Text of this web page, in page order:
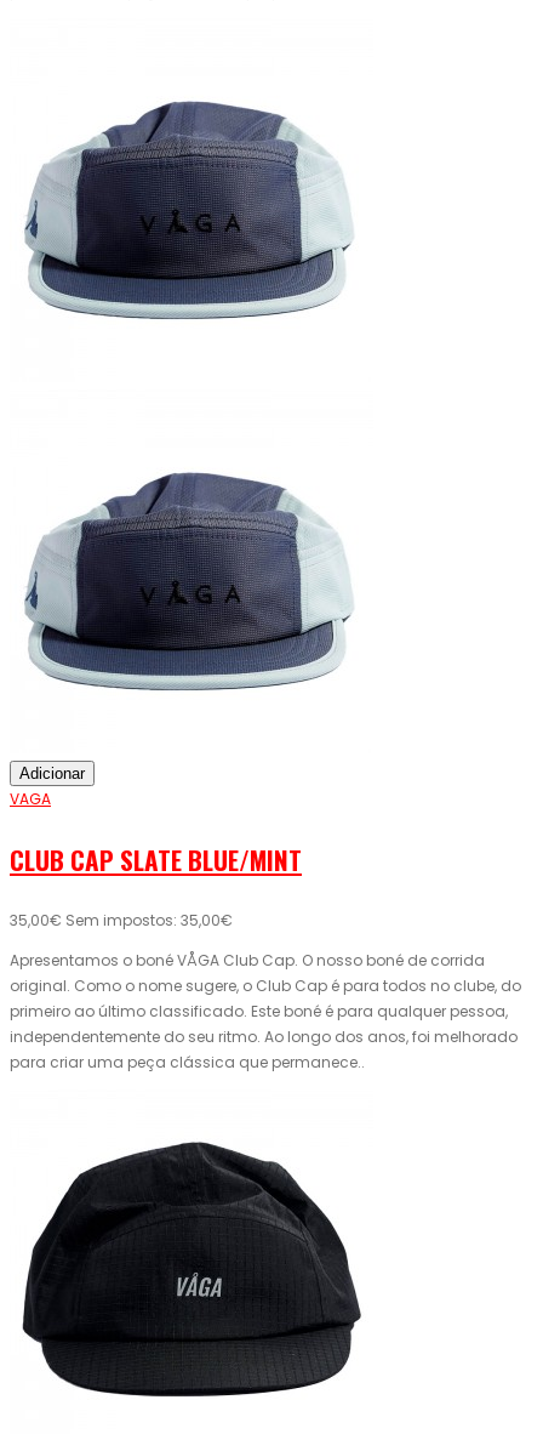
Adicionar
VAGA
CLUB CAP SLATE BLUE/MINT
35,00€ Sem impostos: 35,00€
Apresentamos o boné VÅGA Club Cap. O nosso boné de corrida
original. Como o nome sugere, o Club Cap é para todos no clube, do
primeiro ao último classificado. Este boné é para qualquer pessoa,
independentemente do seu ritmo. Ao longo dos anos, foi melhorado
para criar uma peça clássica que permanece..